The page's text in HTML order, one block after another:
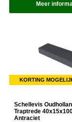
Meer
KORTING
Schellevis
Traptrede
Antraciet